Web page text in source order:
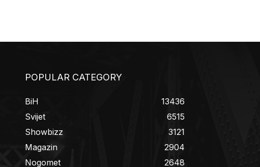
POPULAR CATEGORY
BiH
13436
Svijet
6515
Showbizz
3121
Magazin
2904
Nogomet
2648